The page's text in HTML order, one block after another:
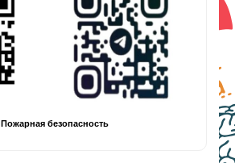
Пожарная безопасность